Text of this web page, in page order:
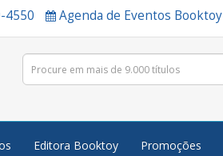
4550 Agenda de Eventos Booktoy
Editora Booktoy Promoções